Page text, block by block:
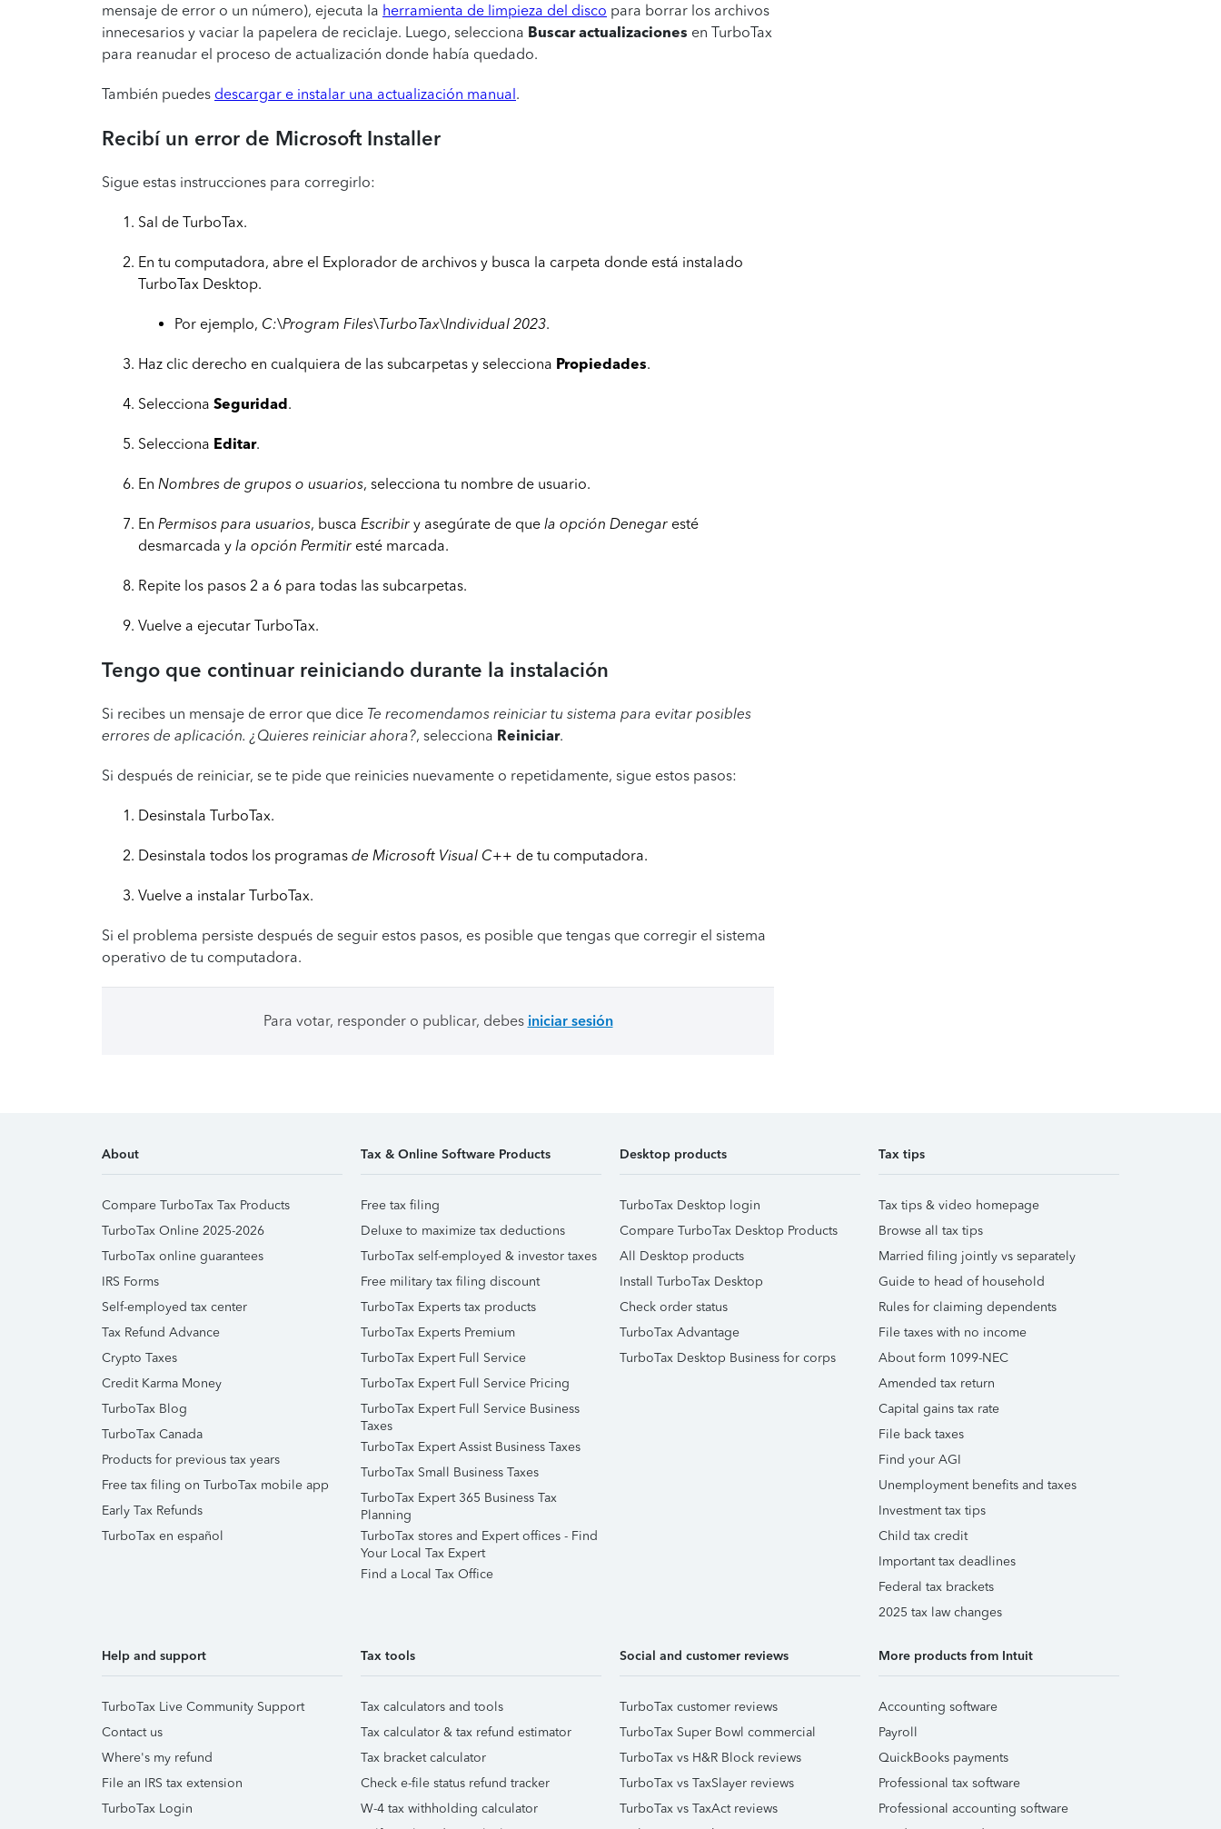
mensaje de error o un número), ejecuta la herramienta de limpieza del disco para borrar los archivos
innecesarios y vaciar la papelera de reciclaje. Luego, selecciona Buscar actualizaciones en TurboTax
para reanudar el proceso de actualización donde había quedado.
También puedes descargar e instalar una actualización manual.
Recibí un error de Microsoft Installer
Sigue estas instrucciones para corregirlo:
Sal de TurboTax.
En tu computadora, abre el Explorador de archivos y busca la carpeta donde está instalado
TurboTax Desktop.
Por ejemplo, C:\Program Files\TurboTax\Individual 2023.
Haz clic derecho en cualquiera de las subcarpetas y selecciona Propiedades.
Selecciona Seguridad.
Selecciona Editar.
En Nombres de grupos o usuarios, selecciona tu nombre de usuario.
En Permisos para usuarios, busca Escribir y asegúrate de que la opción Denegar esté
desmarcada y la opción Permitir esté marcada.
Repite los pasos 2 a 6 para todas las subcarpetas.
Vuelve a ejecutar TurboTax.
Tengo que continuar reiniciando durante la instalación
Si recibes un mensaje de error que dice Te recomendamos reiniciar tu sistema para evitar posibles
errores de aplicación. ¿Quieres reiniciar ahora?, selecciona Reiniciar.
Si después de reiniciar, se te pide que reinicies nuevamente o repetidamente, sigue estos pasos:
Desinstala TurboTax.
Desinstala todos los programas de Microsoft Visual C++ de tu computadora.
Vuelve a instalar TurboTax.
Si el problema persiste después de seguir estos pasos, es posible que tengas que corregir el sistema
operativo de tu computadora.
Para votar, responder o publicar, debes iniciar sesión
About
Compare TurboTax Tax Products
TurboTax Online 2025-2026
TurboTax online guarantees
IRS Forms
Self-employed tax center
Tax Refund Advance
Crypto Taxes
Credit Karma Money
TurboTax Blog
TurboTax Canada
Products for previous tax years
Free tax filing on TurboTax mobile app
Early Tax Refunds
TurboTax en español
Tax & Online Software Products
Free tax filing
Deluxe to maximize tax deductions
TurboTax self-employed & investor taxes
Free military tax filing discount
TurboTax Experts tax products
TurboTax Experts Premium
TurboTax Expert Full Service
TurboTax Expert Full Service Pricing
TurboTax Expert Full Service Business
Taxes
TurboTax Expert Assist Business Taxes
TurboTax Small Business Taxes
TurboTax Expert 365 Business Tax
Planning
TurboTax stores and Expert offices - Find
Your Local Tax Expert
Find a Local Tax Office
Desktop products
TurboTax Desktop login
Compare TurboTax Desktop Products
All Desktop products
Install TurboTax Desktop
Check order status
TurboTax Advantage
TurboTax Desktop Business for corps
Tax tips
Tax tips & video homepage
Browse all tax tips
Married filing jointly vs separately
Guide to head of household
Rules for claiming dependents
File taxes with no income
About form 1099-NEC
Amended tax return
Capital gains tax rate
File back taxes
Find your AGI
Unemployment benefits and taxes
Investment tax tips
Child tax credit
Important tax deadlines
Federal tax brackets
2025 tax law changes
Help and support
TurboTax Live Community Support
Contact us
Where's my refund
File an IRS tax extension
TurboTax Login
Tax tools
Tax calculators and tools
Tax calculator & tax refund estimator
Tax bracket calculator
Check e-file status refund tracker
W-4 tax withholding calculator
Social and customer reviews
TurboTax customer reviews
TurboTax Super Bowl commercial
TurboTax vs H&R Block reviews
TurboTax vs TaxSlayer reviews
TurboTax vs TaxAct reviews
More products from Intuit
Accounting software
Payroll
QuickBooks payments
Professional tax software
Professional accounting software